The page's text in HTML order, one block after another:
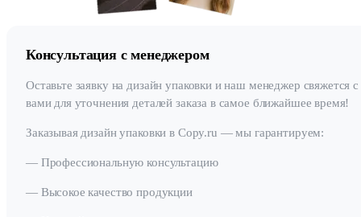
Консультация с менеджером
Оставьте заявку на дизайн упаковки и наш менеджер свяжется с
вами для уточнения деталей заказа в самое ближайшее время!
Заказывая дизайн упаковки в Copy.ru — мы гарантируем:
— Профессиональную консультацию
— Высокое качество продукции